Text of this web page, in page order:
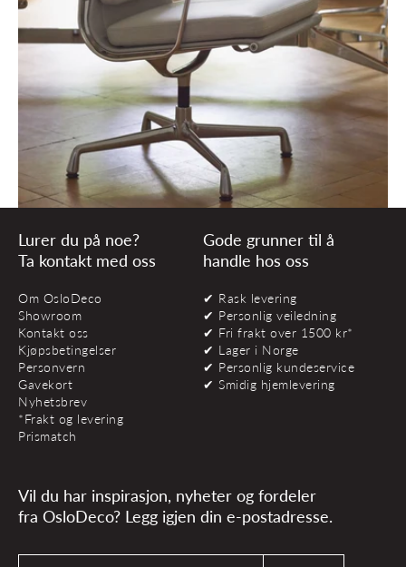
Lurer du på noe?
Ta kontakt med oss
Om OsloDeco
Showroom
Kontakt oss
Kjøpsbetingelser
Personvern
Gavekort
Nyhetsbrev
*Frakt og levering
Prismatch
Gode grunner til å
handle hos oss
✔ Rask levering
✔ Personlig veiledning
✔ Fri frakt over 1500 kr*
✔ Lager i Norge
✔ Personlig kundeservice
✔ Smidig hjemlevering
Vil du har inspirasjon, nyheter og fordeler
fra OsloDeco? Legg igjen din e-postadresse.